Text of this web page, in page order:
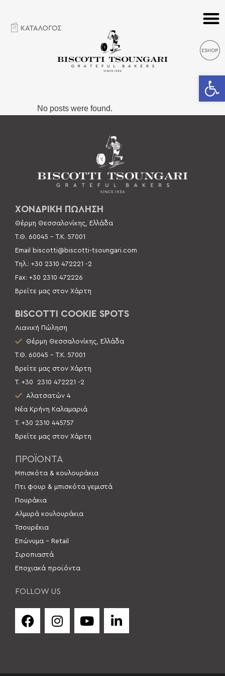
No posts were found.
ΧΟΝΔΡΙΚΗ ΠΩΛΗΣΗ
Θέρμη Θεσσαλονίκης, Ελλάδα
Τ.Θ. 60045 –Τ.Κ. 57001
Email biscotti@biscotti-tsoungari.com
Τηλ.: +30 2310 472221 -2
Fax: +30 2310 472226
Βρείτε μας στον Χάρτη
BISCOTTI COOKIE SPOTS
Λιανική Πώληση
Θέρμη Θεσσαλονίκης, Ελλάδα
Τ.Θ. 60045 – Τ.Κ. 57001
Βρείτε μας στον Χάρτη
Τ. +30
2310 472221 -2
Αλατσατών 4
Νέα Κρήνη Καλαμαριά
Τ. +30 2310 445757
Βρείτε μας στον Χάρτη
ΠΡΟΪΟΝΤΑ
Μπισκότα & κουλουράκια
Πτι φουρ & μπισκότα γεμιστά
Πουράκια
Αλμυρά κουλουράκια
Τσουρέκια
Επώνυμα – Retail
Σιροπιαστά
Εποχιακά προϊόντα
FOLLOW US